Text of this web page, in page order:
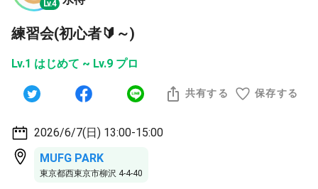
Lv.4
練習会(初心者🔰～)
Lv.1 はじめて ~ Lv.9 プロ
共有する 保存する
2026/6/7(日) 13:00-15:00
MUFG PARK
東京都西東京市柳沢 4-4-40